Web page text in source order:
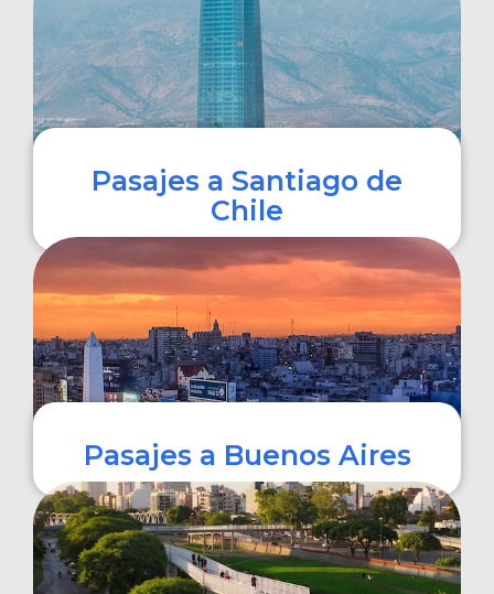
COMPRAR
Pasajes a Santiago de
Chile
Pasajes a Buenos Aires
COMPRAR